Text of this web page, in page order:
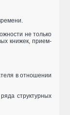
не только
книжек, прием-
в отношении
структурных